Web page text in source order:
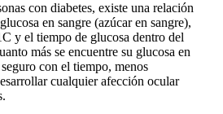
con diabetes, existe una relación
en sangre (azúcar en sangre),
y el tiempo de glucosa dentro del
más se encuentre su glucosa en
con el tiempo, menos
cualquier afección ocular